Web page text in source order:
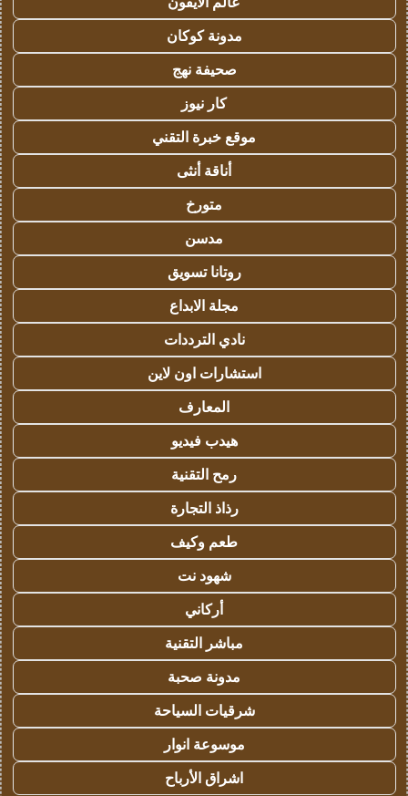
مدونة كوكان
صحيفة نهج
كار نيوز
موقع خبرة التقني
أناقة أنثى
متورخ
مدسن
روتانا تسويق
مجلة الابداع
نادي الترددات
استشارات اون لاين
المعارف
هيدب فيديو
رمح التقنية
رذاذ التجارة
طعم وكيف
شهود نت
أركاني
مباشر التقنية
مدونة صحبة
شرقيات السياحة
موسوعة انوار
اشراق الأرباح